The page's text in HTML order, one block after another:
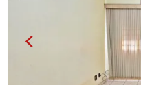
desde 2000.
Boa Vista | Ribeirão